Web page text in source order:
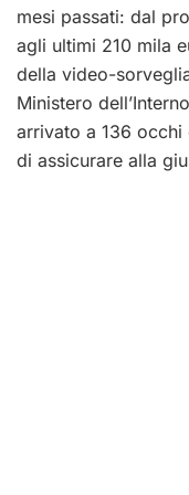
mesi passati: dal
agli ultimi 210 mila
della video-
Ministero
arrivato a 136
di assicurare alla